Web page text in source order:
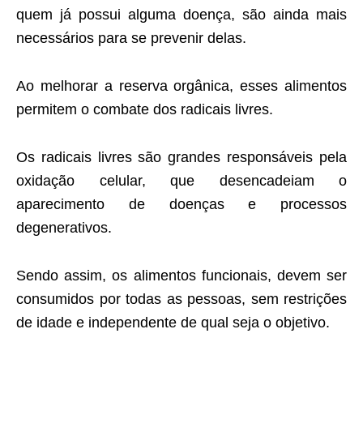
quem já possui alguma doença, são ainda mais
necessários para se prevenir delas.
Ao melhorar a reserva orgânica, esses alimentos
permitem o combate dos radicais livres.
Os radicais livres são grandes responsáveis pela
oxidação celular, que desencadeiam o
aparecimento de doenças e processos
degenerativos.
Sendo assim, os alimentos funcionais, devem ser
consumidos por todas as pessoas, sem restrições
de idade e independente de qual seja o objetivo.